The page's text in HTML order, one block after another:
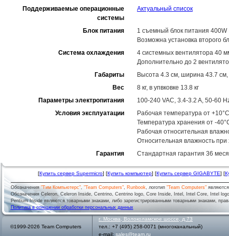
Поддерживаемые операционные
системы
Актуальный список
Блок питания
1 съемный блок питания
Возможна установка второго
Система охлаждения
4 системных вентилятора 40
Дополнительно до 2
Габариты
Высота 4.3 см, ширина 43.7 см,
Вес
8 кг, в упвковке 13.8 кг
Параметры электропитания
100-240 VAC, 3.4-3.2 A, 50-60
Условия эксплуатации
Рабочая температура от
Температура хранения от -
Рабочая относительная
Относительная влажность
Гарантия
Стандартная гарантия 36
[Купить сервер Supermicro] [Купить компьютер] [Купить сервер GIGABYTE] [
Обозначения"Тим Компьютерс", "Team Computers", Runbook, логотип "Team Computers"
Обозначения Celeron, Celeron Inside, Centrino, Centrino logo, Core Inside, Intel, Intel Core, Intel
Pentium Inside являются товарными знаками, либо зарегистрированными товарными знаками,
Политика в отношении обработки персональных данных
©1999-2026 Team Computers
г. Москва
Волоколамское шоссе, д.73
тел.: +7 (495) 258-0071 (многоканальный)
e-mail: sales@team.ru